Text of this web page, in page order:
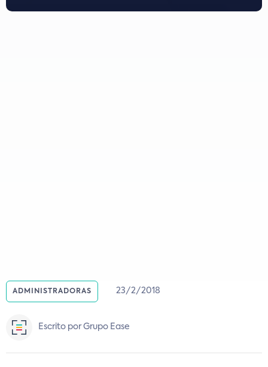
ADMINISTRADORAS 23/2/2018
Escrito por Grupo Ease